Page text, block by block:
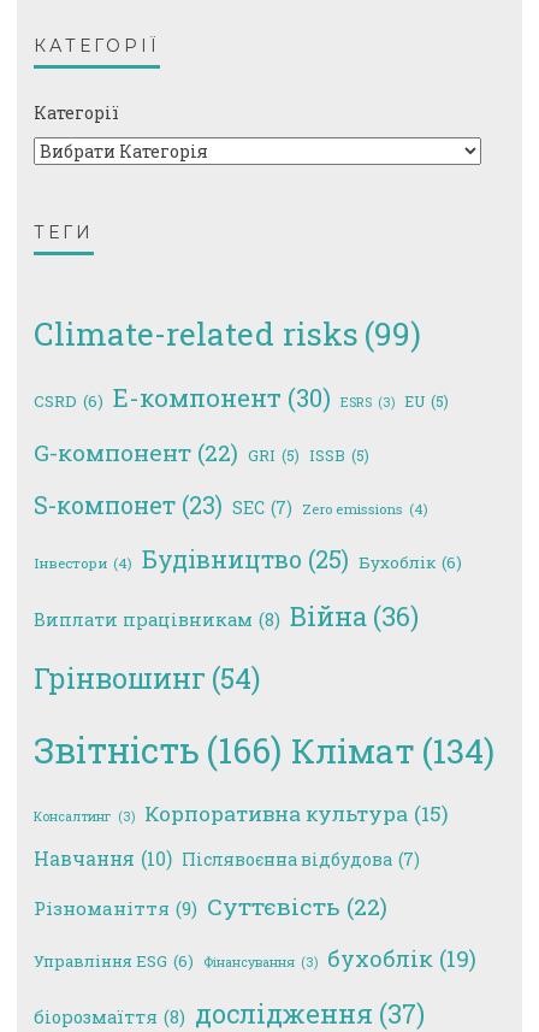
КАТЕГОРІЇ
Категорії
ТЕГИ
Climate-related risks (99)
CSRD (6) E-компонент (30) ESRS (3) EU (5)
G-компонент (22) GRI (5) ISSB (5)
S-компонет (23) SEC (7) Zero emissions (4)
Інвестори (4) Будівництво (25) Бухоблік (6)
Виплати працівникам (8) Війна (36)
Грінвошинг (54)
Звітність (166) Клімат (134)
Консалтинг (3) Корпоративна культура (15)
Навчання (10) Післявоєнна відбудова (7)
Різноманіття (9) Суттєвість (22)
Управління ESG (6) Фінансування (3) бухоблік (19)
біорозмаїття (8) дослідження (37)